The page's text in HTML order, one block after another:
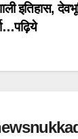
इतिहास,